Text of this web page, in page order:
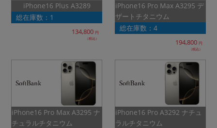
iPhone16 Plus A3289
総在庫数：1
134,800 円
（税込）
iPhone16 Pro Max A3295 デ
ザートチタニウム
総在庫数：4
194,800 円
（税込）
iPhone16 Pro Max A3295 ナ
チュラルチタニウム
iPhone16 Pro A3292 ナチュ
ラルチタニウム
各項目のチェックボックスは「or検索」となります。
ただし機能別のみ「and検索」となります。